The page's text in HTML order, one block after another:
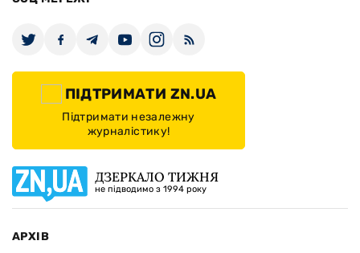
ПІДТРИМАТИ ZN.UA
Підтримати незалежну
журналістику!
ДЗЕРКАЛО ТИЖНЯ
не підводимо з 1994 року
АРХІВ